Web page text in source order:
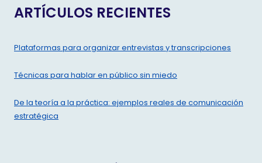
ARTÍCULOS RECIENTES
Plataformas para organizar entrevistas y transcripciones
Técnicas para hablar en público sin miedo
De la teoría a la práctica: ejemplos reales de comunicación
estratégica